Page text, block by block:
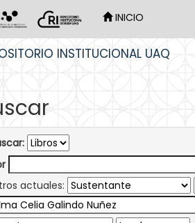
INICIO
INSTITUCIONAL UAQ
actuales: